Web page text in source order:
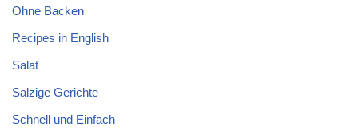
Ohne Backen
Recipes in English
Salat
Salzige Gerichte
Schnell und Einfach